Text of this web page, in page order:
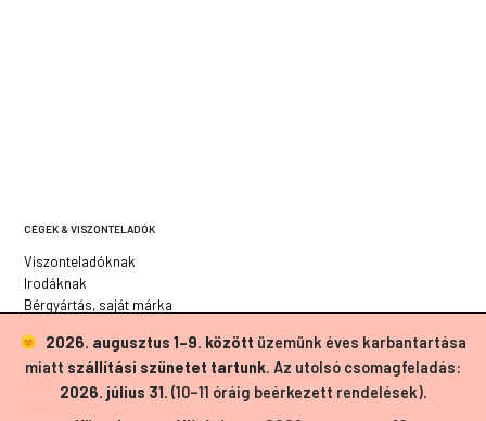
CÉGEK & VISZONTELADÓK
Viszonteladóknak
Irodáknak
Bérgyártás, saját márka
Süti szabályzat
2026. augusztus 1–9. között üzemünk éves karbantartása
miatt szállítási szünetet tartunk. Az utolsó csomagfeladás:
2026. július 31. (10–11 óráig beérkezett rendelések).